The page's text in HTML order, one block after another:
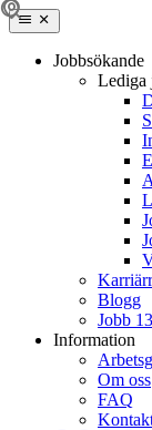
Jobbsökande
Lediga
Blogg
Jobb
Information
Om oss
FAQ